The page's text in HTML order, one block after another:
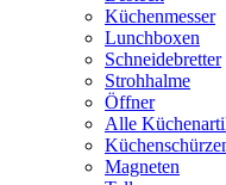
Küchenmesser
Lunchboxen
Schneidebretter
Strohhalme
Öffner
Alle
Magneten